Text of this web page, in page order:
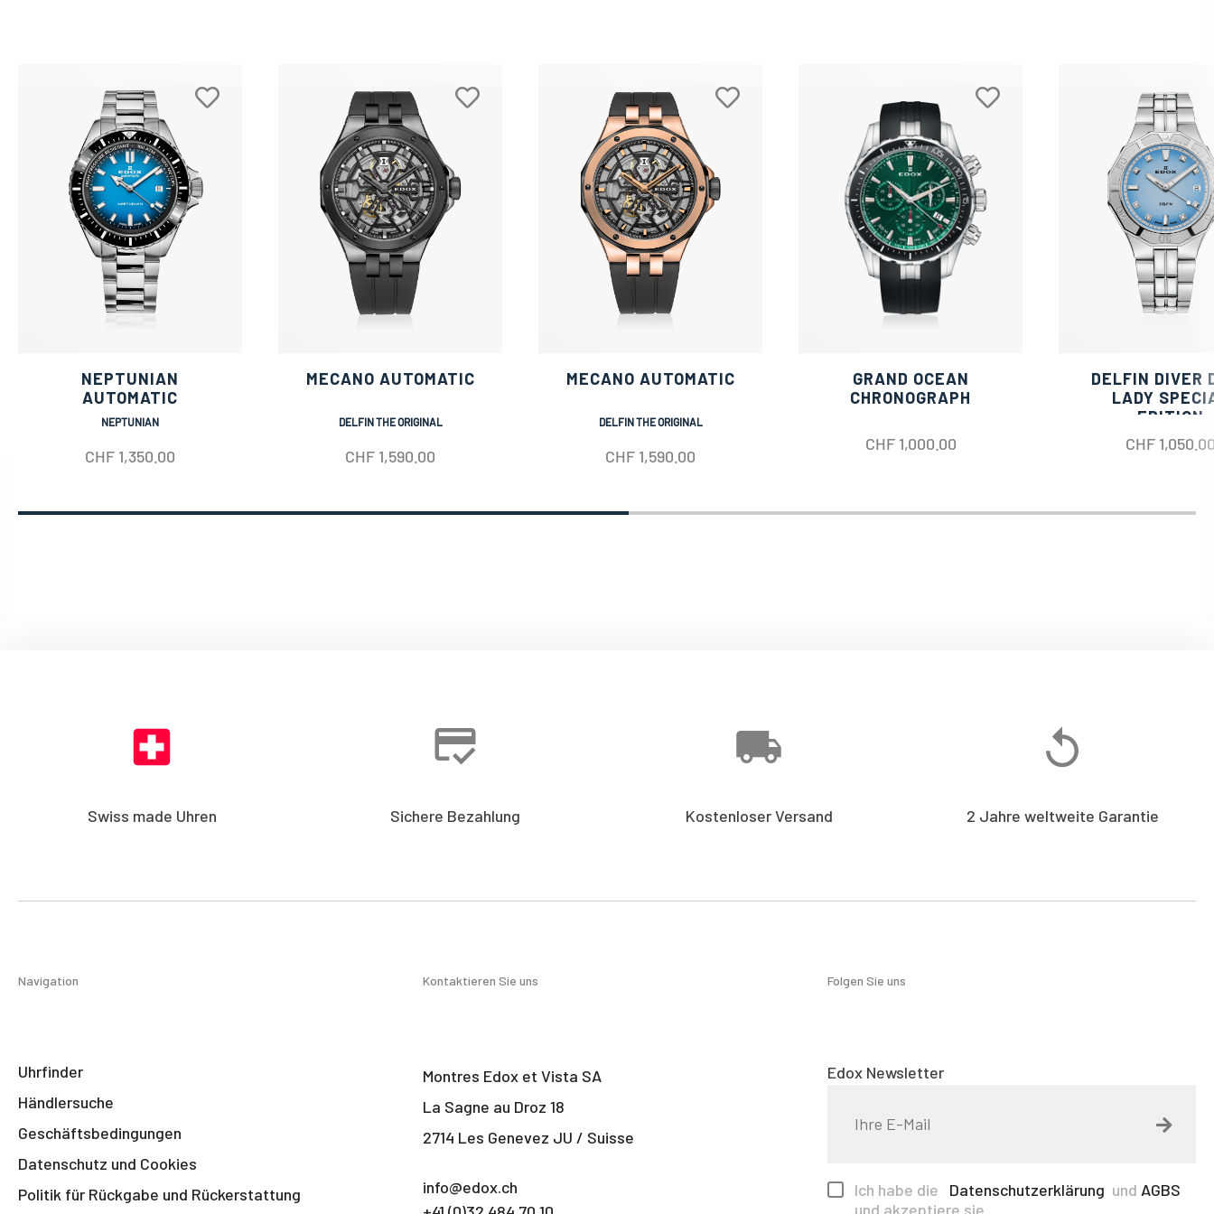
NEPTUNIAN
AUTOMATIC
NEPTUNIAN
CHF 1,350.00
MECANO AUTOMATIC
DELFIN THE ORIGINAL
CHF 1,590.00
MECANO AUTOMATIC
DELFIN THE ORIGINAL
CHF 1,590.00
GRAND OCEAN
CHRONOGRAPH
CHF1,000.00
DELFIN DIVER
LADY
EDITION
CHF
Swiss made Uhren Sichere Bezahlung Kostenloser Versand 2 Jahre weltweite Garantie
Navigation
Uhrfinder
Händlersuche
Geschäftsbedingungen
Datenschutz und Cookies
Politik für Rückgabe und Rückerstattung
Kontaktieren Sie uns
Montres Edox et Vista SA
La Sagne au Droz 18
2714 Les Genevez JU / Suisse
info@edox.ch
Folgen Sie uns
Edox Newsletter
Ich habe die Datenschutzerklärung und AGBS
und akzeptiere sie